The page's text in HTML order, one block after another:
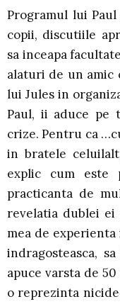
Programul lui
copii, discutiile
sa inceapa
alaturi de un amic
lui Jules in
Paul, ii aduce pe
crize. Pentru ca
in bratele
explic cum este
practicanta de
revelatia dublei ei
mea de
indragosteasca,
apuce varsta de
o reprezinta